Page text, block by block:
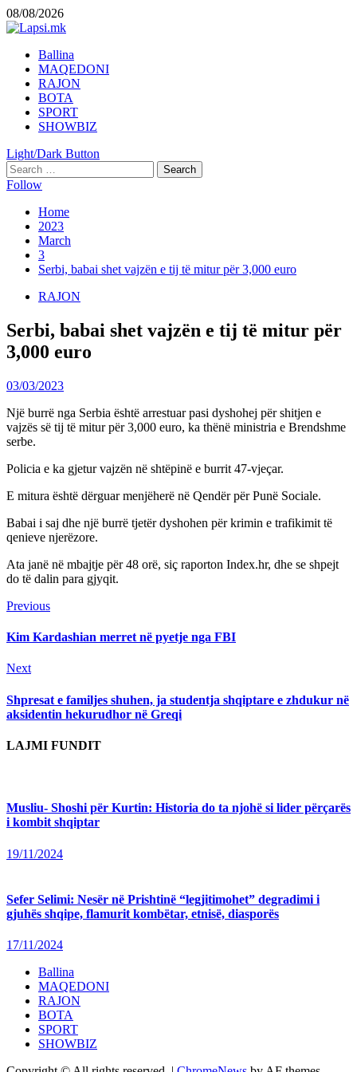
Skip
to
08/08/2026
Primary
Menu
Ballina
MAQEDONI
RAJON
BOTA
SPORT
SHOWBIZ
Light/Dark Button
Search
for:
Follow
Home
2023
March
3
Serbi, babai shet vajzën e tij të mitur për 3,000 euro
RAJON
Serbi, babai shet vajzën e tij të mitur për
3,000 euro
03/03/2023
Një burrë nga Serbia është arrestuar pasi dyshohej për shitjen e
vajzës së tij të mitur për 3,000 euro, ka thënë ministria e Brendshme
serbe.
Policia e ka gjetur vajzën në shtëpinë e burrit 47-vjeçar.
E mitura është dërguar menjëherë në Qendër për Punë Sociale.
Babai i saj dhe një burrë tjetër dyshohen për krimin e trafikimit të
qenieve njerëzore.
Ata janë në mbajtje për 48 orë, siç raporton Index.hr, dhe se shpejt
do të dalin para gjyqit.
Continue
Reading
PreviousPrevious
Kim Kardashian merret në pyetje nga FBI
NextNext
Shpresat e familjes shuhen, ja studentja shqiptare e zhdukur në
aksidentin hekurudhor në Greqi
LAJMI FUNDIT
Musliu- Shoshi për Kurtin: Historia do ta njohë si lider përçarës
i kombit shqiptar
19/11/2024
Sefer Selimi: Nesër në Prishtinë “legjitimohet” degradimi i
gjuhës shqipe, flamurit kombëtar, etnisë, diasporës
17/11/2024
Ballina
MAQEDONI
RAJON
BOTA
SPORT
SHOWBIZ